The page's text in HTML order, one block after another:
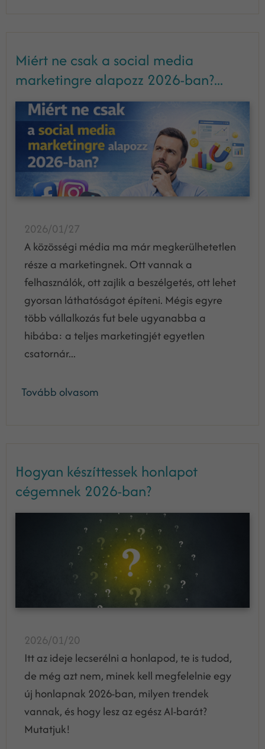
Miért ne csak a social media
marketingre alapozz 2026-ban?...
2026/01/27
A közösségi média ma már megkerülhetetlen
része a marketingnek. Ott vannak a
felhasználók, ott zajlik a beszélgetés, ott lehet
gyorsan láthatóságot építeni. Mégis egyre
több vállalkozás fut bele ugyanabba a
hibába: a teljes marketingjét egyetlen
csatornár...
Tovább olvasom
Hogyan készíttessek honlapot
cégemnek 2026-ban?
2026/01/20
Itt az ideje lecserélni a honlapod, te is tudod,
de még azt nem, minek kell megfelelnie egy
új honlapnak 2026-ban, milyen trendek
vannak, és hogy lesz az egész AI-barát?
Mutatjuk!